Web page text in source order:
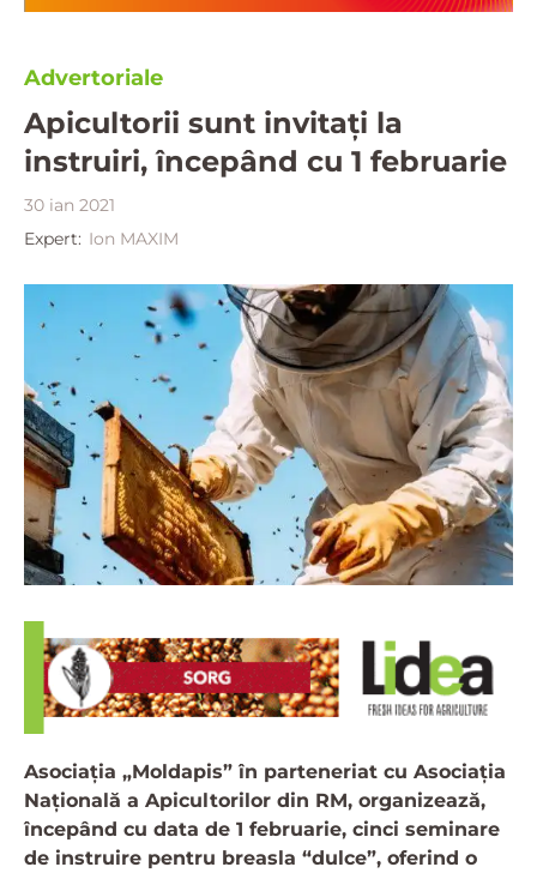
Advertoriale
Apicultorii sunt invitați la
instruiri, începând cu 1 februarie
30 ian 2021
Expert: Ion MAXIM
Asociația „Moldapis” în parteneriat cu Asociația
Națională a Apicultorilor din RM, organizează,
începând cu data de 1 februarie, cinci seminare
de instruire pentru breasla “dulce”, oferind o